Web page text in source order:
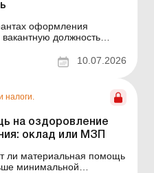
оформления
должность
вакансия ведущего
по которой – учет
10.07.2026
налоги.
на оздоровление
оклад или МЗП
ли материальная помощь
минимальной